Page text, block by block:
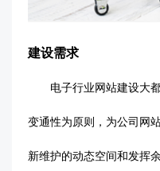
建设需求
电子行业网站建设大
变通性为原则，为公司网
新维护的动态空间和发挥